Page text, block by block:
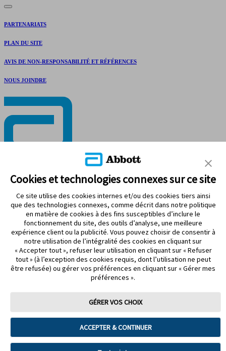
PARTENARIATS
PLAN DU SITE
AVIS DE NON-RESPONSABILITÉ ET RÉFÉRENCES
NOUS JOINDRE
Modalités d’utilisation
Politique de confidentialité
Énoncé d’accessibilité
Préférences de cookies
©2026 Abbott. Tous droits réservés. La forme circulaire du boîtier
du capteur, FreeStyle, Libre et les marques connexes sont des
Vous allez maintenant quitter un site Web d’Abbott Canada, un
site administré par Abbott.
Vous allez être redirigé vers le site Web d’un tiers, non administré
par Abbott.Abbott n’est pas responsable du contenu de ce site ou
Cookies et technologies connexes sur ce site
Ce site utilise des cookies internes et/ou des cookies tiers ainsi
que des technologies connexes, comme décrit dans notre politique
en matière de cookies à des fins susceptibles d’inclure le
fonctionnement du site, des outils d’analyse, une meilleure
expérience client ou la publicité. Vous pouvez choisir de consentir à
notre utilisation de l’intégralité des cookies en cliquant sur
« Accepter tout », refuser leur utilisation en cliquant sur « Refuser
tout » (à l’exception des cookies requis, dont l’utilisation ne peut
être refusée) ou gérer vos préférences en cliquant sur « Gérer mes
préférences ».
GÉRER VOS CHOIX
ACCEPTER & CONTINUER